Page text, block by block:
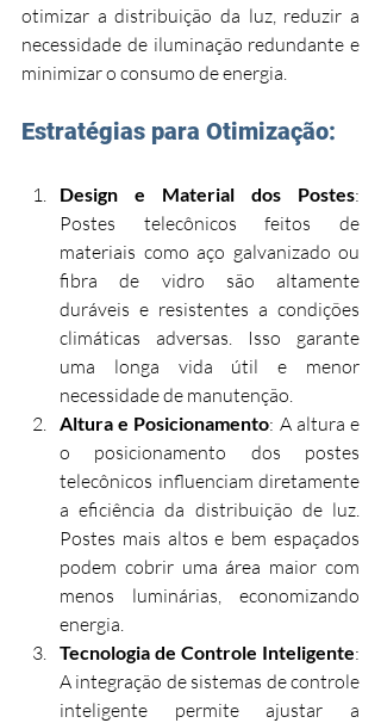
otimizar a distribuição da luz, reduzir a
necessidade de iluminação redundante e
minimizar o consumo de energia.
Estratégias para Otimização:
Design e Material dos Postes:
Postes telecônicos feitos de
materiais como aço galvanizado ou
fibra de vidro são altamente
duráveis e resistentes a condições
climáticas adversas. Isso garante
uma longa vida útil e menor
necessidade de manutenção.
Altura e Posicionamento: A altura e
o posicionamento dos postes
telecônicos influenciam diretamente
a eficiência da distribuição de luz.
Postes mais altos e bem espaçados
podem cobrir uma área maior com
menos luminárias, economizando
energia.
Tecnologia de Controle Inteligente:
A integração de sistemas de controle
inteligente permite ajustar a